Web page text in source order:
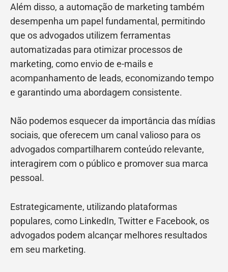
Além disso, a automação de marketing também
desempenha um papel fundamental, permitindo
que os advogados utilizem ferramentas
automatizadas para otimizar processos de
marketing, como envio de e-mails e
acompanhamento de leads, economizando tempo
e garantindo uma abordagem consistente.
Não podemos esquecer da importância das mídias
sociais, que oferecem um canal valioso para os
advogados compartilharem conteúdo relevante,
interagirem com o público e promover sua marca
pessoal.
Estrategicamente, utilizando plataformas
populares, como LinkedIn, Twitter e Facebook, os
advogados podem alcançar melhores resultados
em seu marketing.